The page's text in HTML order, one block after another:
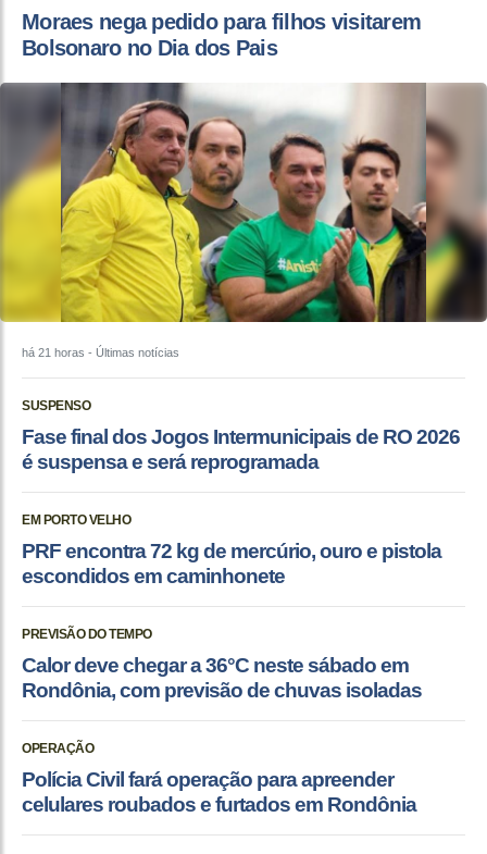
Moraes nega pedido para filhos visitarem
Bolsonaro no Dia dos Pais
há 21 horas - Últimas notícias
SUSPENSO
Fase final dos Jogos Intermunicipais de RO 2026
é suspensa e será reprogramada
EM PORTO VELHO
PRF encontra 72 kg de mercúrio, ouro e pistola
escondidos em caminhonete
PREVISÃO DO TEMPO
Calor deve chegar a 36°C neste sábado em
Rondônia, com previsão de chuvas isoladas
OPERAÇÃO
Polícia Civil fará operação para apreender
celulares roubados e furtados em Rondônia